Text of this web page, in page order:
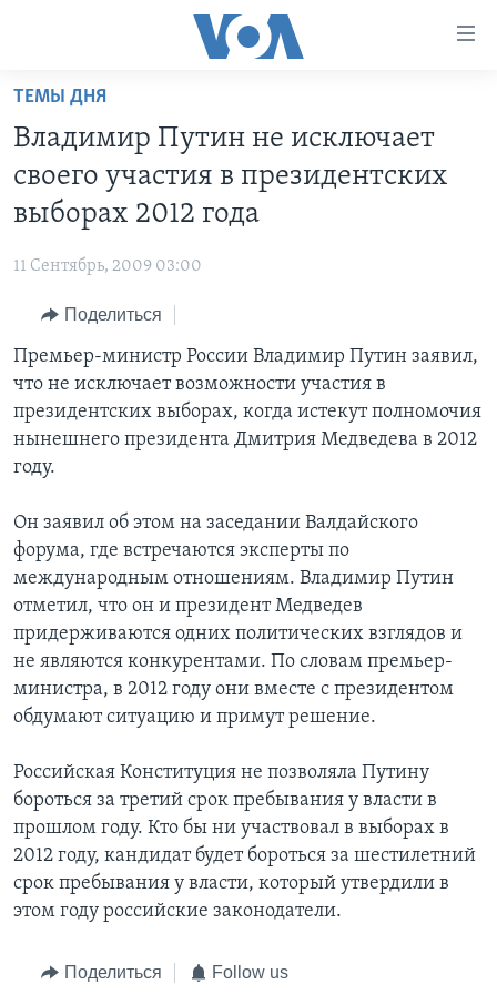
Перейти
основной
контент
Перейти
основной
навигации
Перейти
поиск
ПРОГРАММЫ
АМЕРИКА
ИТОГИ
ПОЧЕМУ ЭТО ВАЖНО?
ДИСКУССИЯ VOA
НЬЮ-ЙОРК NEW YORK
АМЕРИКА. БОЛЬШОЕ ПУТЕШЕСТВИЕ
ПРОЕКТЫ
НАША АМЕРИКАНСКАЯ ИСТОРИЯ
А КАК В АМЕРИКЕ?
АРТЕФАКТЫ
АМЕРИКАНСКИЕ ГОРОДКИ
ТЕСТЫ
ИНТЕРВЬЮ
ФАКТЫ ПРОТИВ ФЕЙКОВ
ЗА СВОБОДУ ПРЕССЫ
УЧИМ АНГЛИЙСКИЙ
ВИДЕО
ПОДПИСКА НА НОВОСТИ
Learning English
Языки
ТЕМЫ ДНЯ
Владимир Путин не исключает
своего участия в президентских
выборах 2012 года
11 Сентябрь, 2009 03:00
Поделиться
Премьер-министр России Владимир Путин заявил,
что не исключает возможности участия в
президентских выборах, когда истекут полномочия
нынешнего президента Дмитрия Медведева в 2012
году.
Он заявил об этом на заседании Валдайского
форума, где встречаются эксперты по
международным отношениям. Владимир Путин
отметил, что он и президент Медведев
придерживаются одних политических взглядов и
не являются конкурентами. По словам премьер-
министра, в 2012 году они вместе с президентом
обдумают ситуацию и примут решение.
Российская Конституция не позволяла Путину
бороться за третий срок пребывания у власти в
прошлом году. Кто бы ни участвовал в выборах в
2012 году, кандидат будет бороться за шестилетний
срок пребывания у власти, который утвердили в
этом году российские законодатели.
Поделиться Follow us